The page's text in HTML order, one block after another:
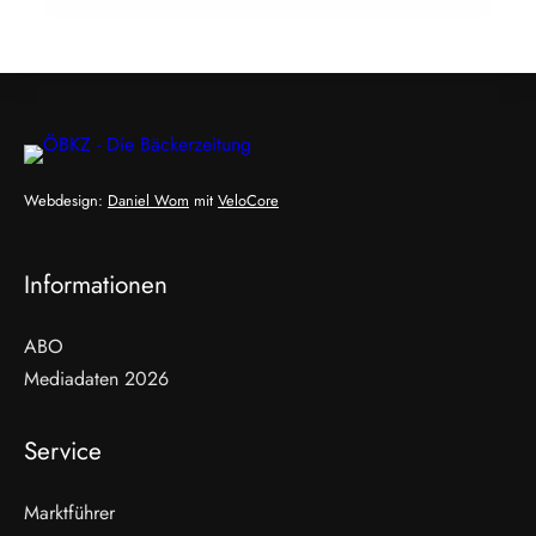
Webdesign: Daniel Wom mit VeloCore
Informationen
ABO
Mediadaten 2026
Service
Marktführer